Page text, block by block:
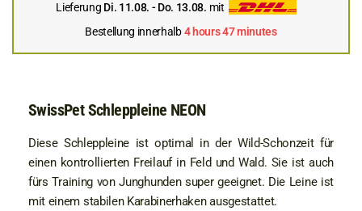
Lieferung Di. 11.08. - Do. 13.08. mit
Bestellung innerhalb4 hours 47 minutes
SwissPet Schleppleine NEON
Diese Schleppleine ist optimal in der Wild-Schonzeit für
einen kontrollierten Freilauf in Feld und Wald. Sie ist auch
fürs Training von Junghunden super geeignet. Die Leine ist
mit einem stabilen Karabinerhaken ausgestattet.